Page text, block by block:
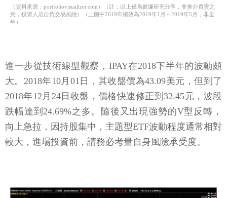
（資料來源：portfoliovisualizer.com）（註：以上僅為數據研究分享，非推介買賣之
意，投資人須自負交易風險）（上圖中2019年績效為2019年1月～2019年5月，非全
年）
進一步從技術線型觀察，IPAY在2018下半年的波動頗
大。2018年10月01日，其收盤價為43.09美元，但到了
2018年12月24日收盤，價格快速修正到32.45元，波段
跌幅達到24.69%之多。隨後又出現強勢的V型反轉，
向上急拉，因持股集中，主題型ETF波動程度通常相對
較大，進場投資前，請務必考量自身風險承受度。